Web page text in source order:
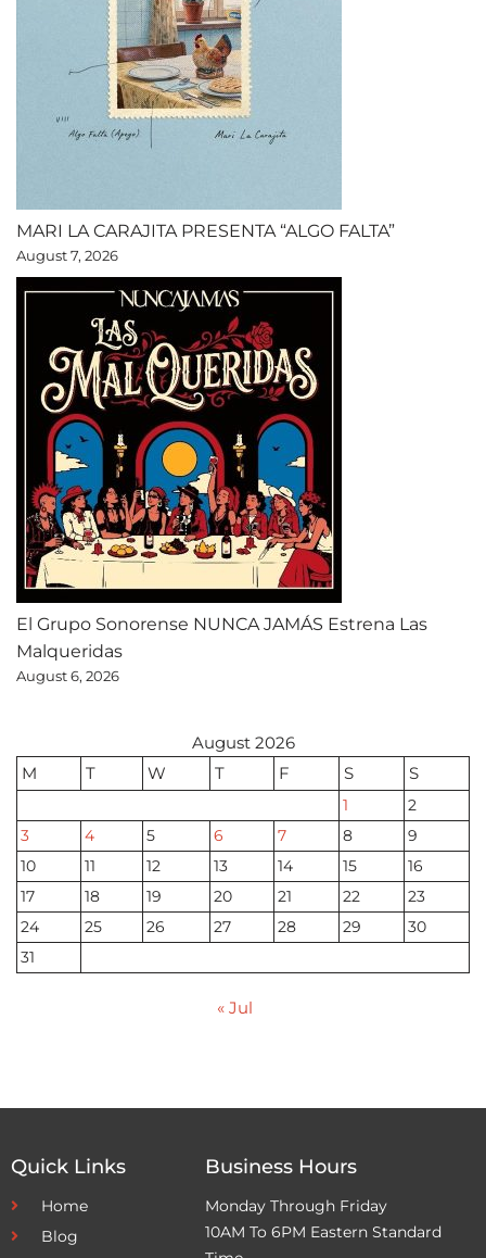
MARI LA CARAJITA PRESENTA “ALGO FALTA”
August 7, 2026
El Grupo Sonorense NUNCA JAMÁS Estrena Las
Malqueridas
August 6, 2026
August 2026
M
T W T F S S
1
2
3
4 5 6 7 8
9
10
11 12 13 14 15
16
17
18 19 20 21 22
23
24
25 26 27 28 29
30
31
« Jul
Quick Links
Home
Blog
Business Hours
Monday Through Friday
10AM To 6PM Eastern Standard